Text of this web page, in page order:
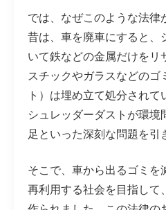
では、なぜこのような法律
昔は、車を廃車にすると、
いて鉄などの金属だけをリ
スチックやガラスなどのゴ
ト）は埋め立て処分され
シュレッダーダストが環
足といった深刻な問題を引
そこで、車から出るゴミを
再利用する社会を目指して